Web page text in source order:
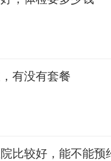
有没有套餐
比较好，能不能预